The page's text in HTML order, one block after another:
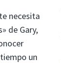
necesita
de Gary,
un